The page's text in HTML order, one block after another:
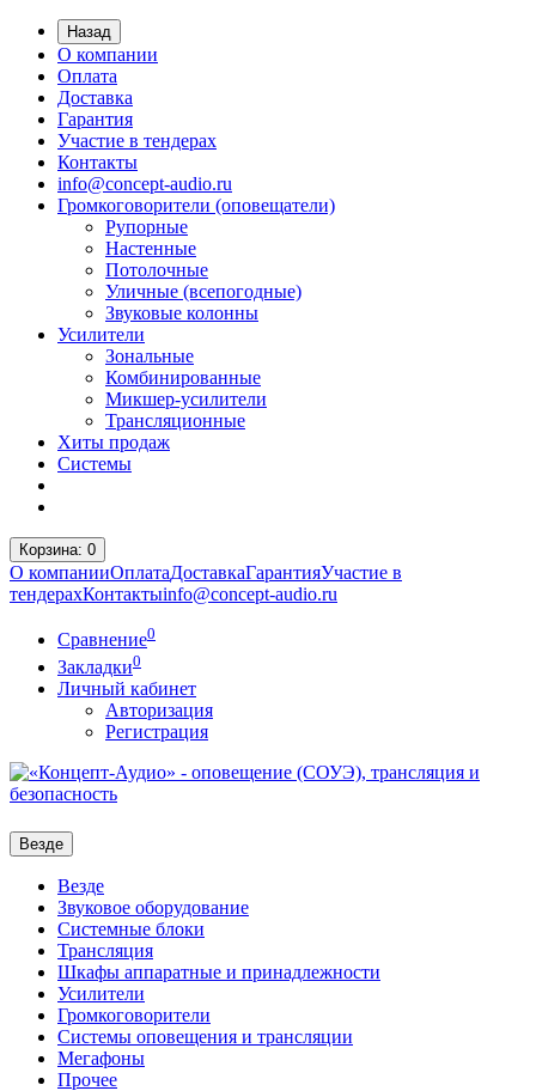
Назад
О компании
Оплата
Доставка
Гарантия
Участие в тендерах
Контакты
info@concept-audio.ru
Громкоговорители (оповещатели)
Рупорные
Настенные
Потолочные
Уличные (всепогодные)
Звуковые колонны
Усилители
Зональные
Комбинированные
Микшер-усилители
Трансляционные
Хиты продаж
Системы
Корзина: 0
О компанииОплатаДоставкаГарантияУчастие в
тендерахКонтактыinfo@concept-audio.ru
Сравнение0
Закладки0
Личный кабинет
Авторизация
Регистрация
Везде
Везде
Звуковое оборудование
Системные блоки
Трансляция
Шкафы аппаратные и принадлежности
Усилители
Громкоговорители
Системы оповещения и трансляции
Мегафоны
Прочее